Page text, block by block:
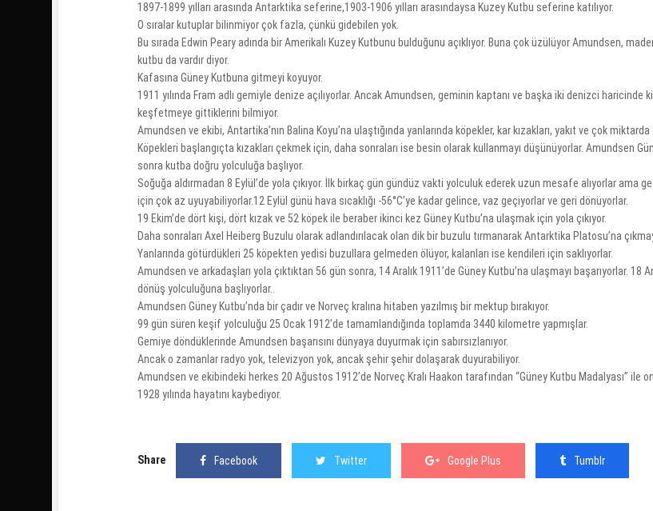
1897-1899 yılları arasında Antarktika seferine,1903-1906 yılları arasındaysa Kuzey Kutbu seferine katılıyor.
O sıralar kutuplar bilinmiyor çok fazla, çünkü gidebilen yok.
Bu sırada Edwin Peary adında bir Amerikalı Kuzey Kutbunu bulduğunu açıklıyor. Buna çok üzülüyor Amundsen,
kutbu da vardır diyor.
Kafasına Güney Kutbuna gitmeyi koyuyor.
1911 yılında Fram adlı gemiyle denize açılıyorlar. Ancak Amundsen, geminin kaptanı ve başka iki denizci haricinde
keşfetmeye gittiklerini bilmiyor.
Amundsen ve ekibi, Antartika’nın Balina Koyu’na ulaştığında yanlarında köpekler, kar kızakları, yakıt ve çok miktarda
Köpekleri başlangıçta kızakları çekmek için, daha sonraları ise besin olarak kullanmayı düşünüyorlar. Amundsen
sonra kutba doğru yolculuğa başlıyor.
Soğuğa aldırmadan 8 Eylül’de yola çıkıyor. İlk birkaç gün gündüz vakti yolculuk ederek uzun mesafe alıyorlar ama
için çok az uyuyabiliyorlar.12 Eylül günü hava sıcaklığı -56°C’ye kadar gelince, vaz geçiyorlar ve geri dönüyorlar.
19 Ekim’de dört kişi, dört kızak ve 52 köpek ile beraber ikinci kez Güney Kutbu’na ulaşmak için yola çıkıyor.
Daha sonraları Axel Heiberg Buzulu olarak adlandırılacak olan dik bir buzulu tırmanarak Antarktika Platosu’na
Yanlarında götürdükleri 25 köpekten yedisi buzullara gelmeden ölüyor, kalanları ise kendileri için saklıyorlar.
Amundsen ve arkadaşları yola çıktıktan 56 gün sonra, 14 Aralık 1911’de Güney Kutbu’na ulaşmayı başarıyorlar. 18
dönüş yolculuğuna başlıyorlar..
Amundsen Güney Kutbu’nda bir çadır ve Norveç kralına hitaben yazılmış bir mektup bırakıyor.
99 gün süren keşif yolculuğu 25 Ocak 1912’de tamamlandığında toplamda 3440 kilometre yapmışlar.
Gemiye döndüklerinde Amundsen başarısını dünyaya duyurmak için sabırsızlanıyor.
Ancak o zamanlar radyo yok, televizyon yok, ancak şehir şehir dolaşarak duyurabiliyor.
Amundsen ve ekibindeki herkes 20 Ağustos 1912’de Norveç Kralı Haakon tarafından “Güney Kutbu Madalyası” ile
1928 yılında hayatını kaybediyor.
Share Facebook Twitter Google Plus Tumblr